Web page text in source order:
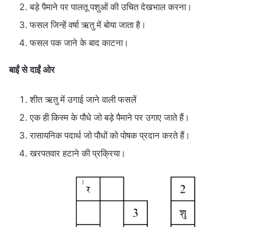
बड़े पैमाने पर पालतू पशुओं की उचित देखभाल करना।
फसल जिन्हें वर्षा ऋतु में बोया जाता है।
फसल पक जाने के बाद काटना।
बाईं से दाईं ओर
शीत ऋतु में उगाई जाने वाली फसलें
एक ही किस्म के पौधे जो बड़े पैमाने पर उगाए जाते हैं।
रासायनिक पदार्थ जो पौधों को पोषक प्रदान करते हैं।
खरपतवार हटाने की प्रक्रिया।